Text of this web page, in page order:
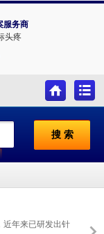
服务商
头疼
近年来已研发出针